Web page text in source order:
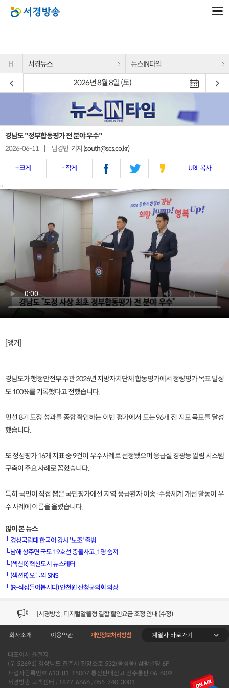
H 서경뉴스 뉴스IN타임
2026년 8월 8일 (토)
경남도 "정부합동평가 전 분야 우수"
2026-06-11 남경민 기자 (south@scs.co.kr)
+ 크게 - 작게 URL 복사
..
[앵커]
경남도가 행정안전부 주관 2026년 지방자치단체 합동평가에서 정량평가 목표 달성
도 100%를 기록했다고 전했습니다.
민선 8기 도정 성과를 종합 확인하는 이번 평가에서 도는 96개 전 지표 목표를 달성
했습니다.
또 정성평가 16개 지표 중 9건이 우수사례로 선정됐으며 응급실 경광등 알림 시스템
구축이 주요 사례로 꼽혔습니다.
특히 국민이 직접 뽑은 국민평가에선 지역 응급환자 이송·수용체계 개선 활동이 우
수 사례에 이름을 올렸습니다.
많이 본 뉴스
└경상국립대 한국어 강사 '노조' 출범
└남해 상주면 국도 19호선 충돌사고..1명 숨져
└(섹션R) 혁신도시 뉴스레터
└(섹션R) 오늘의 SNS
└(R-직접들어봅시다) 안천원 산청군의회 의장
[서경방송] 일부 채널편성 변경 안내의 건 (7/22)
[서경방송] 디지털알뜰형 결합 할인요금 조정 안내 (수정)
[공지] 개인정보처리방침 (Ver2.15) 개정의 건 (7/1)
[서경방송] 일부 채널편성 변경 안내의 건 (7/1)
[VOD공지] 청춘초이스 이용금액 변경 안내
회사소개 이용약관 개인정보처리방침 계열사 바로가기
대표이사 윤철지
(우 52691) 경상남도 진주시 진양호로 532(동성동) 삼광빌딩 6F
사업자등록번호 613-81-15007 통신판매신고 진주통판 06-60호
서경방송 고객센터 : 1877-6666 , 055-740-3001